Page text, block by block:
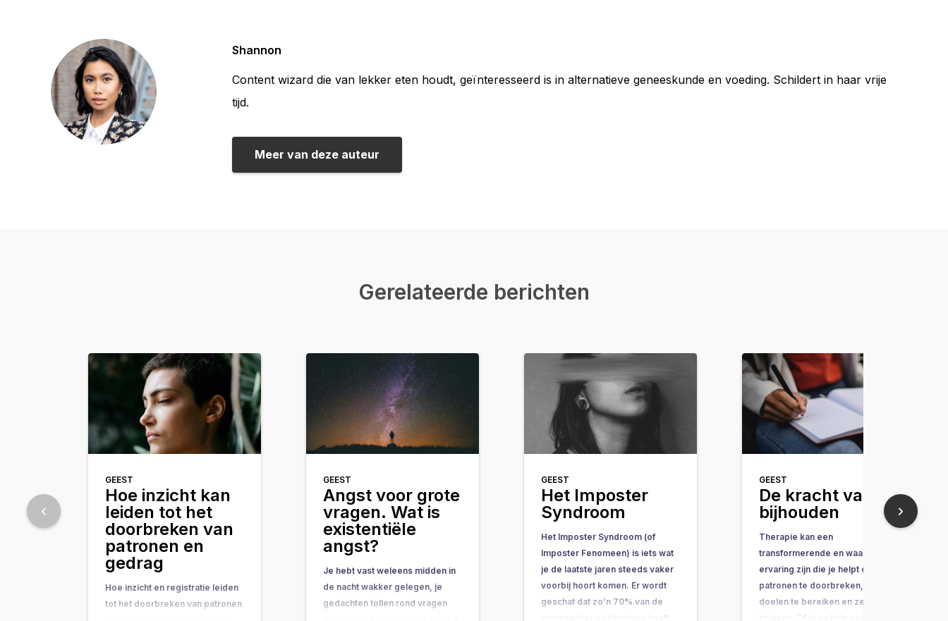
Shannon
Content wizard die van lekker eten houdt, geïnteresseerd is in alternatieve geneeskunde en voeding. Schildert in haar vrije
tijd.
Meer van deze auteur
Gerelateerde berichten
GEEST
Hoe inzicht kan
leiden tot het
doorbreken van
patronen en
gedrag
Hoe inzicht en registratie leiden
tot het doorbreken van patronen
GEEST
Angst voor grote
vragen. Wat is
existentiële
angst?
Je hebt vast weleens midden in
de nacht wakker gelegen, je
gedachten tollen rond vragen
GEEST
Het Imposter
Syndroom
Het Imposter Syndroom (of
Imposter Fenomeen) is iets wat
je de laatste jaren steeds vaker
voorbij hoort komen. Er wordt
geschat dat zo’n 70% van de
GEEST
De kracht van
bijhouden
Therapie kan een
transformerende en waardevolle
ervaring zijn die je helpt oude
patronen te doorbreken, je
doelen te bereiken en zelfzorg